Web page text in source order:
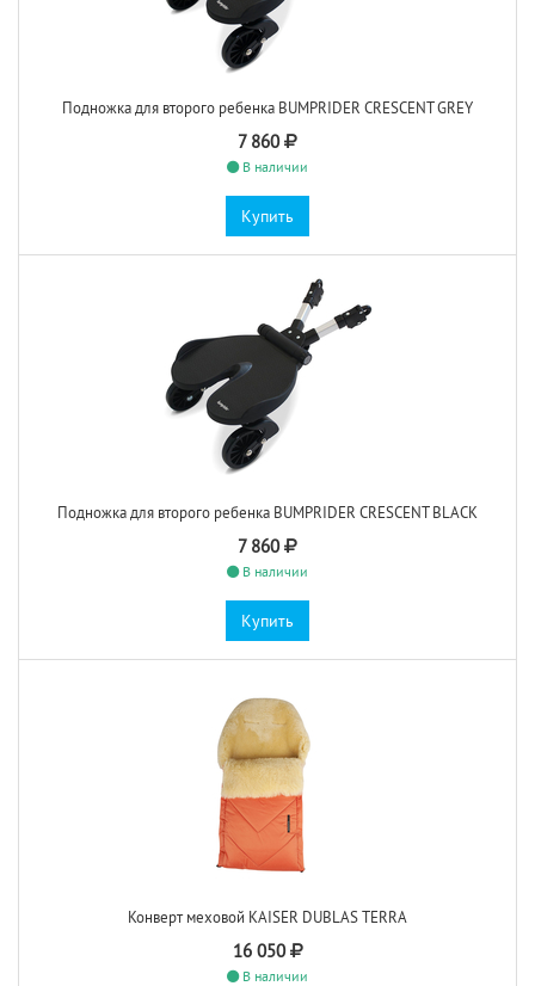
Подножка для второго ребенка BUMPRIDER CRESCENT GREY
7 860
В наличии
Купить
Подножка для второго ребенка BUMPRIDER CRESCENT BLACK
7 860
В наличии
Купить
Конверт меховой KAISER DUBLAS TERRA
16 050
В наличии